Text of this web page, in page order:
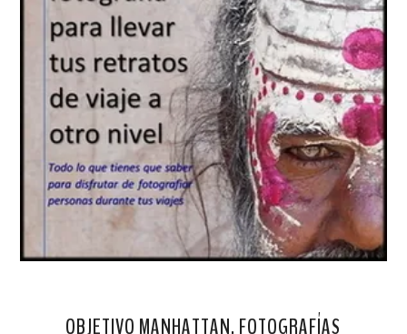
OBJETIVO MANHATTAN. FOTOGRAFÍAS